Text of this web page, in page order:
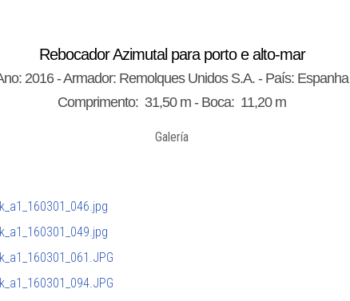
Rebocador Azimutal para porto e alto-mar
2016 - Armador: Remolques Unidos S.A. - País: Espanha
Comprimento: 31,50 m - Boca: 11,20 m
Galería